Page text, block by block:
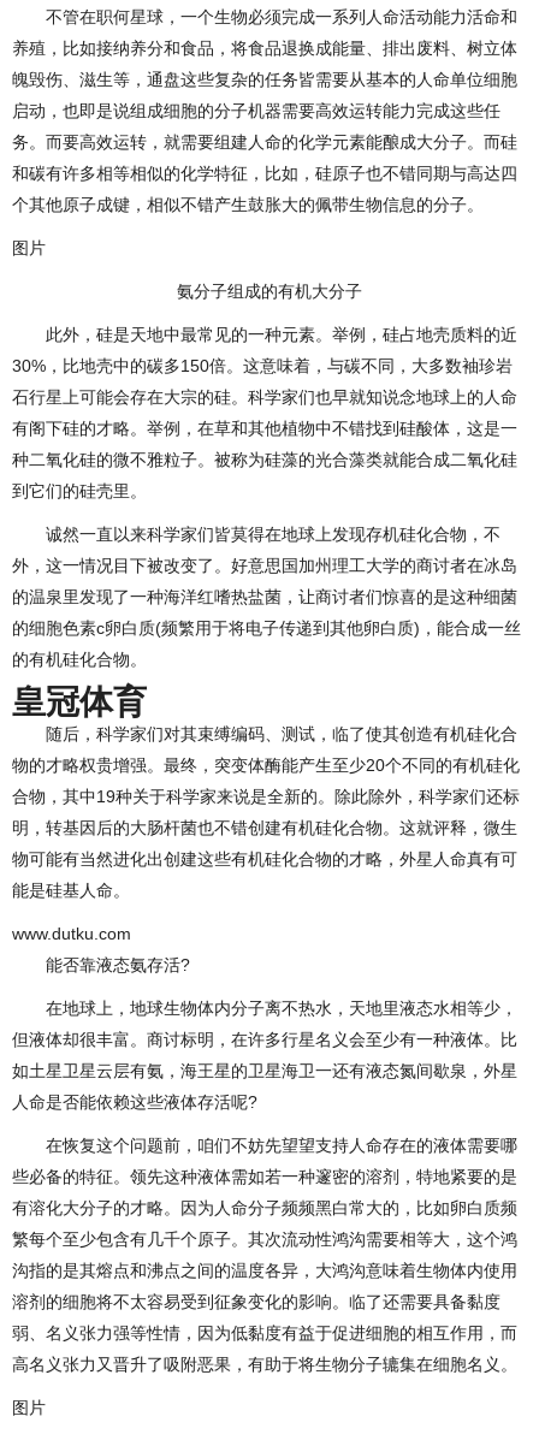
不管在职何星球，一个生物必须完成一系列人命活动能力活命和
养殖，比如接纳养分和食品，将食品退换成能量、排出废料、树立体
魄毁伤、滋生等，通盘这些复杂的任务皆需要从基本的人命单位细胞
启动，也即是说组成细胞的分子机器需要高效运转能力完成这些任
务。而要高效运转，就需要组建人命的化学元素能酿成大分子。而硅
和碳有许多相等相似的化学特征，比如，硅原子也不错同期与高达四
个其他原子成键，相似不错产生鼓胀大的佩带生物信息的分子。
图片
氨分子组成的有机大分子
此外，硅是天地中最常见的一种元素。举例，硅占地壳质料的近
30%，比地壳中的碳多150倍。这意味着，与碳不同，大多数袖珍岩
石行星上可能会存在大宗的硅。科学家们也早就知说念地球上的人命
有阁下硅的才略。举例，在草和其他植物中不错找到硅酸体，这是一
种二氧化硅的微不雅粒子。被称为硅藻的光合藻类就能合成二氧化硅
到它们的硅壳里。
诚然一直以来科学家们皆莫得在地球上发现存机硅化合物，不
外，这一情况目下被改变了。好意思国加州理工大学的商讨者在冰岛
的温泉里发现了一种海洋红嗜热盐菌，让商讨者们惊喜的是这种细菌
的细胞色素c卵白质(频繁用于将电子传递到其他卵白质)，能合成一丝
的有机硅化合物。
皇冠体育
随后，科学家们对其束缚编码、测试，临了使其创造有机硅化合
物的才略权贵增强。最终，突变体酶能产生至少20个不同的有机硅化
合物，其中19种关于科学家来说是全新的。除此除外，科学家们还标
明，转基因后的大肠杆菌也不错创建有机硅化合物。这就评释，微生
物可能有当然进化出创建这些有机硅化合物的才略，外星人命真有可
能是硅基人命。
www.dutku.com
能否靠液态氨存活?
在地球上，地球生物体内分子离不热水，天地里液态水相等少，
但液体却很丰富。商讨标明，在许多行星名义会至少有一种液体。比
如土星卫星云层有氨，海王星的卫星海卫一还有液态氮间歇泉，外星
人命是否能依赖这些液体存活呢?
在恢复这个问题前，咱们不妨先望望支持人命存在的液体需要哪
些必备的特征。领先这种液体需如若一种邃密的溶剂，特地紧要的是
有溶化大分子的才略。因为人命分子频频黑白常大的，比如卵白质频
繁每个至少包含有几千个原子。其次流动性鸿沟需要相等大，这个鸿
沟指的是其熔点和沸点之间的温度各异，大鸿沟意味着生物体内使用
溶剂的细胞将不太容易受到征象变化的影响。临了还需要具备黏度
弱、名义张力强等性情，因为低黏度有益于促进细胞的相互作用，而
高名义张力又晋升了吸附恶果，有助于将生物分子辘集在细胞名义。
图片